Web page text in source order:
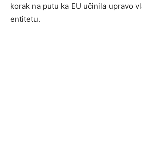
korak na putu ka EU učinila upravo
entitetu.